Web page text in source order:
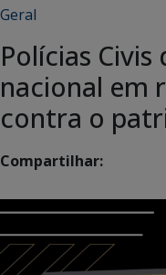
Geral
Polícias
nacional em
contra o
Compartilhar: